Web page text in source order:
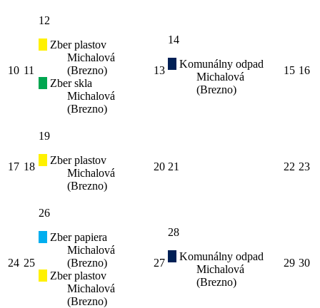
10 11
12
Zber plastov
Michalová
(Brezno)
Zber skla
Michalová
(Brezno)
13
14
Komunálny odpad
Michalová
(Brezno)
15 16
17 18
19
Zber plastov
Michalová
(Brezno)
20 21 22 23
24 25
26
Zber papiera
Michalová
(Brezno)
Zber plastov
Michalová
(Brezno)
27
28
Komunálny odpad
Michalová
(Brezno)
29 30